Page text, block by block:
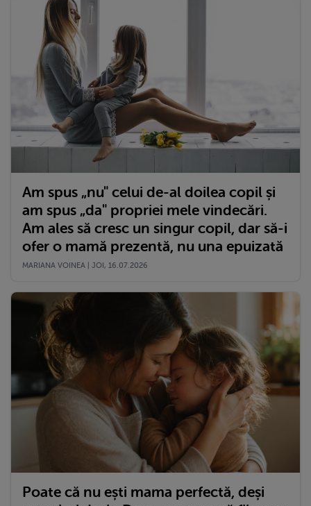
Am spus „nu" celui de-al doilea copil și
am spus „da" propriei mele vindecări.
Am ales să cresc un singur copil, dar să-i
ofer o mamă prezentă, nu una epuizată
MARIANA VOINEA | JOI, 16.07.2026
Poate că nu ești mama perfectă, deși